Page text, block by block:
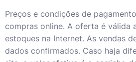
Preços e condições de
compras online. A oferta é válida
estoques na Internet. As vendas
dados confirmados. Caso haja